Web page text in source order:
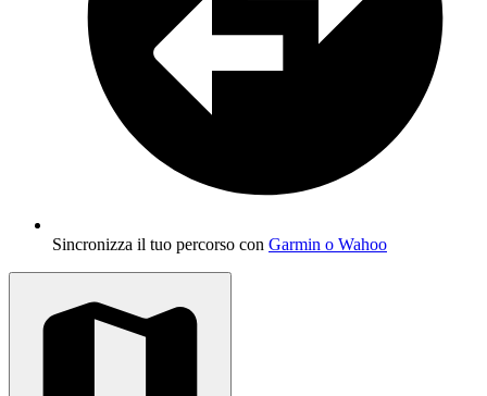
Sincronizza il tuo percorso con Garmin o Wahoo